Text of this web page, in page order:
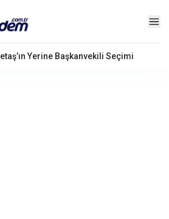
Yerine Başkanvekili Seçimi